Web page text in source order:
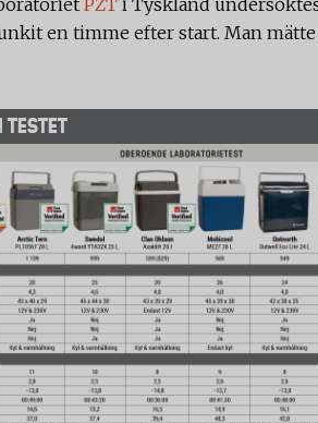
en timme efter start. Man
TESTET